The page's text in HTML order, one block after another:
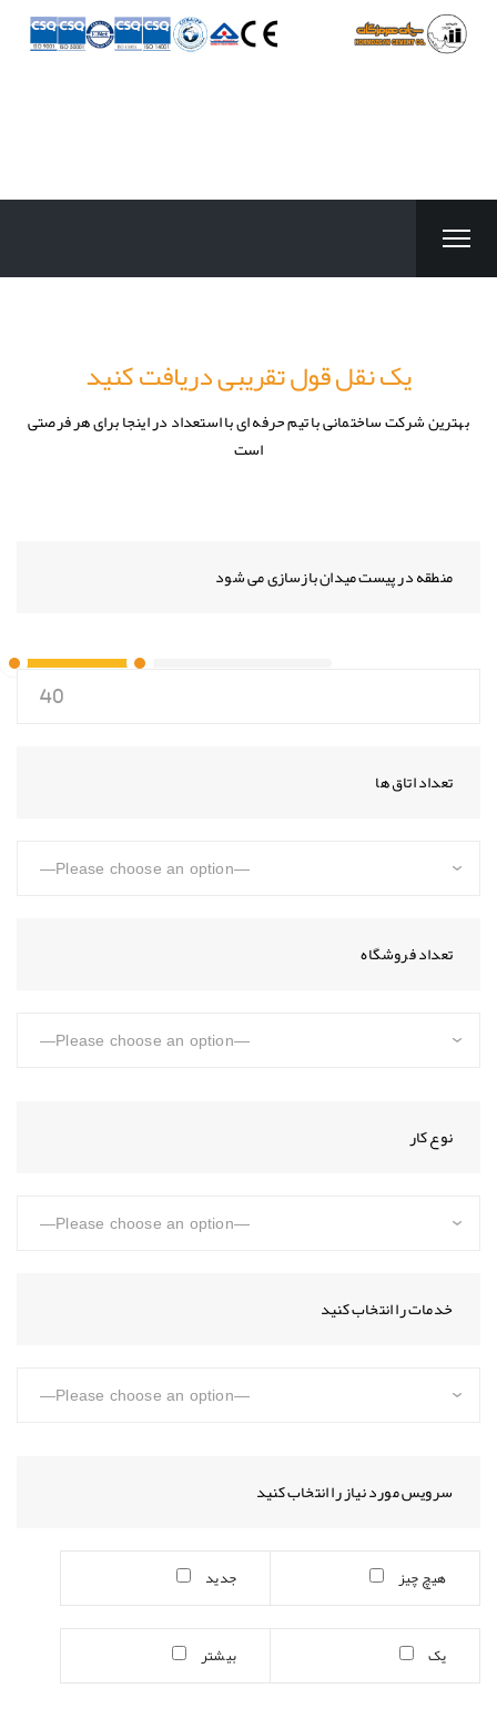
یک نقل قول تقریبی دریافت کنید
بهترین شرکت ساختمانی با تیم حرفه ای با استعداد در اینجا برای هر فرصتی
است
منطقه در پیست میدان بازسازی می شود
تعداد اتاق ها
تعداد فروشگاه
نوع کار
خدمات را انتخاب کنید
سرویس مورد نیاز را انتخاب کنید
هیچ چیز جدید
یک بیشتر